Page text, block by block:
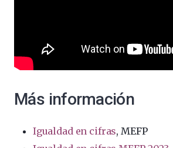
Más información
Igualdad en cifras, MEFP